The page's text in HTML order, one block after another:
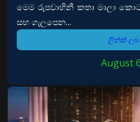
මෙම රුපවාහිනී කතා මාලා
සහ ගැලපෙන...
ලින්ක්
August